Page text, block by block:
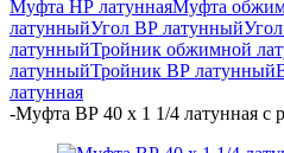
Муфта НР латуннаяМуфта
латунныйУгол ВР латунный
латунныйТройник обжимной
латунныйТройник ВР латунный
латунная
-Муфта ВР 40 х 1 1/4 латунная с